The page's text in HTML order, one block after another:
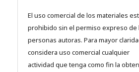
El uso comercial de los materiales
prohibido sin el permiso expreso de
personas autoras. Para mayor
considera uso comercial cualquier
actividad que tenga como fin la